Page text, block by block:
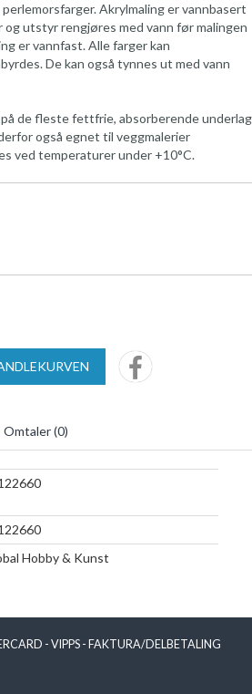
Akrylmaling er vannbasert
utstyr rengjøres med vann før malingen
er vannfast. Alle farger kan
De kan også tynnes ut med vann
de fleste fettfrie, absorberende
også egnet til veggmalerier
ved temperaturer under +10°C.
Omtaler (0)
Hobby & Kunst
- VIPPS - FAKTURA/DELBETALING